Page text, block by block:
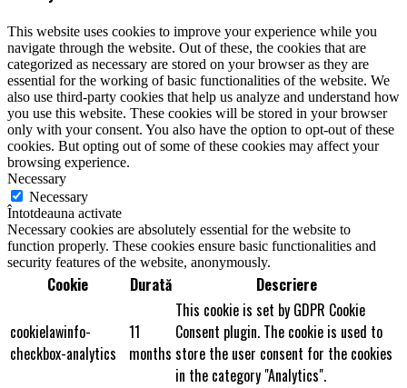
This website uses cookies to improve your experience while you
navigate through the website. Out of these, the cookies that are
categorized as necessary are stored on your browser as they are
essential for the working of basic functionalities of the website. We
also use third-party cookies that help us analyze and understand how
you use this website. These cookies will be stored in your browser
only with your consent. You also have the option to opt-out of these
cookies. But opting out of some of these cookies may affect your
browsing experience.
Necessary
Necessary
Întotdeauna activate
Necessary cookies are absolutely essential for the website to
function properly. These cookies ensure basic functionalities and
security features of the website, anonymously.
Cookie Durată Descriere
cookielawinfo-
checkbox-analytics
11
months
This cookie is set by GDPR Cookie
Consent plugin. The cookie is used to
store the user consent for the cookies
in the category "Analytics".